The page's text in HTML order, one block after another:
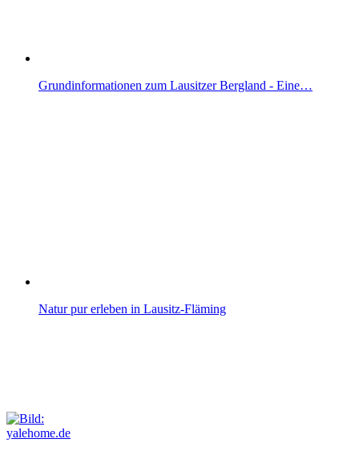
Grundinformationen zum Lausitzer Bergland - Eine…
Natur pur erleben in Lausitz-Fläming